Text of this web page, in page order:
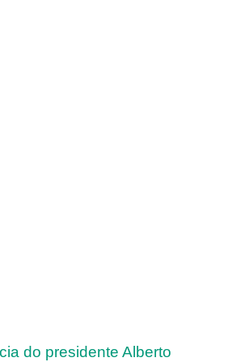
do presidente Alberto